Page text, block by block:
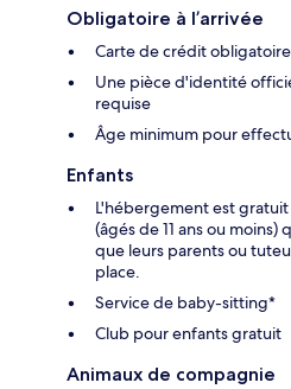
Obligatoire à l’arrivée
Carte de crédit
Une pièce d'identité
requise
Âge minimum pour
Enfants
L'hébergement est
(âgés de 11 ans ou
que leurs parents ou
place.
Service de baby-sitting*
Club pour enfants gratuit
Animaux de compagnie